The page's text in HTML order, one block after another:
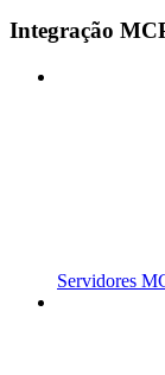
Integração
Servidores